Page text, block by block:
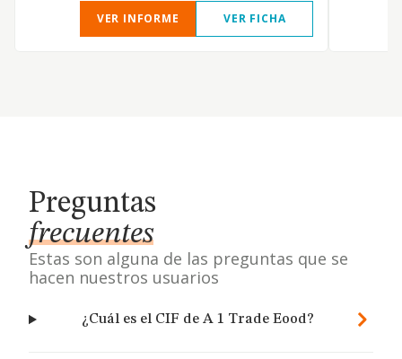
VER INFORME VER FICHA
Preguntas
frecuentes
Estas son alguna de las preguntas que se
hacen nuestros usuarios
¿Cuál es el CIF de A 1 Trade Eood?